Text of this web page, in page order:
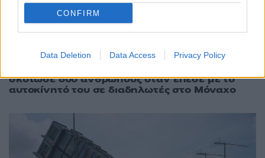
CONFIRM
Data Deletion Data Access Privacy Policy
06.08.26
σκότωσε δύο ανθρώπους όταν έπεσε με το
αυτοκίνητό του σε διαδηλωτές στο Μόναχο